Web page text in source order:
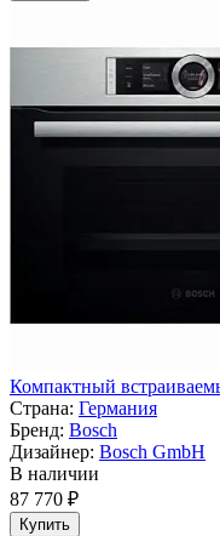
Компактный
Страна: Германия
Бренд: Bosch
Дизайнер: Bosch GmbH
В наличии
87 770 ₽
Купить